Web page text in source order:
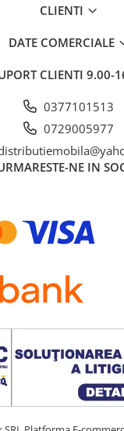
CLIENTI
DATE COMERCIALE
CLIENTI 9.00-
0377101513
0729005977
NE IN